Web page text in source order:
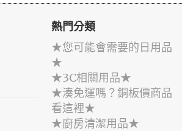
熱門分類
★您可能會需要的日用品
★
★3C相關用品★
★湊免運嗎？銅板價商品
看這裡★
★廚房清潔用品★